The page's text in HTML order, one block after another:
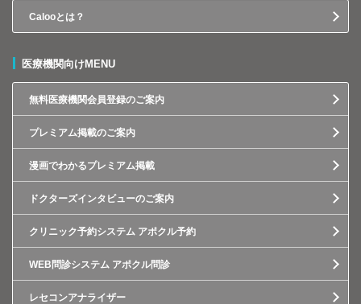
Calooとは？
医療機関向けMENU
無料医療機関会員登録のご案内
プレミアム掲載のご案内
漫画でわかるプレミアム掲載
ドクターズインタビューのご案内
クリニック予約システム アポクル予約
WEB問診システム アポクル問診
レセコンアナライザー